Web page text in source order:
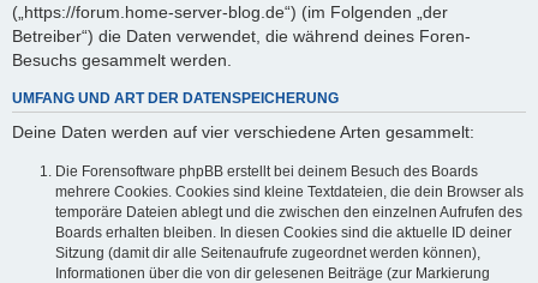
(„https://forum.home-server-blog.de“) (im Folgenden „der
Betreiber“) die Daten verwendet, die während deines Foren-
Besuchs gesammelt werden.
UMFANG UND ART DER DATENSPEICHERUNG
Deine Daten werden auf vier verschiedene Arten gesammelt:
Die Forensoftware phpBB erstellt bei deinem Besuch des Boards
mehrere Cookies. Cookies sind kleine Textdateien, die dein Browser als
temporäre Dateien ablegt und die zwischen den einzelnen Aufrufen des
Boards erhalten bleiben. In diesen Cookies sind die aktuelle ID deiner
Sitzung (damit dir alle Seitenaufrufe zugeordnet werden können),
Informationen über die von dir gelesenen Beiträge (zur Markierung